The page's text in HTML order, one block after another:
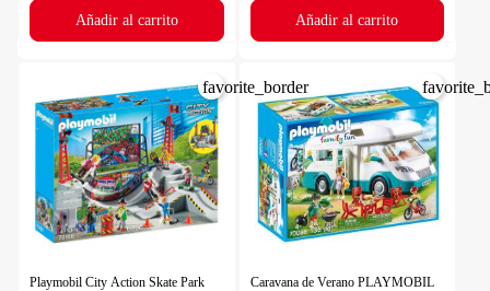
Añadir al carrito Añadir al carrito
Playmobil City Action Skate Park
favorite_border
Caravana de Verano PLAYMOBIL